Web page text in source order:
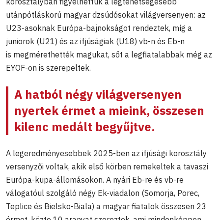
utánpótláskorú magyar dzsúdósokat világversenyen: az
U23-asoknak Európa-bajnokságot rendeztek, míg a
juniorok (U21) és az ifjúságiak (U18) vb-n és Eb-n
is megmérethették magukat, sőt a legfiatalabbak még az
EYOF-on is szerepeltek.
A hatból négy világversenyen
nyertek érmet a mieink, összesen
kilenc medált begyűjtve.
A legeredményesebbek 2025-ben az ifjúsági korosztály
versenyzői voltak, akik első körben remekeltek a tavaszi
Európa-kupa-állomásokon. A nyári Eb-re és vb-re
válogatóul szolgáló négy Ek-viadalon (Somorja, Porec,
Teplice és Bielsko-Biala) a magyar fiatalok összesen 23